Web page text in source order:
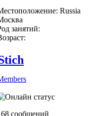
Russia
занятий:
сообщений